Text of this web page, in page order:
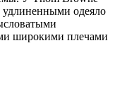
удлиненными одеяло
широкими плечами